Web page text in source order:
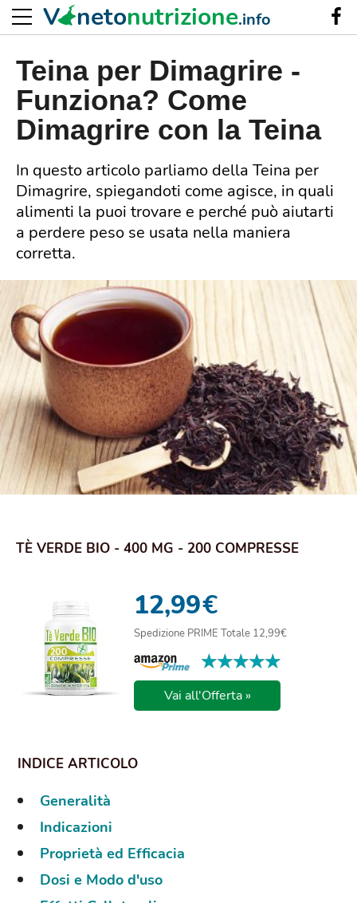
Teina per Dimagrire -
Funziona? Come
Dimagrire con la Teina
In questo articolo parliamo della Teina per
Dimagrire, spiegandoti come agisce, in quali
alimenti la puoi trovare e perché può aiutarti
a perdere peso se usata nella maniera
corretta.
TÈ VERDE BIO - 400 MG - 200 COMPRESSE
12,99€
Spedizione PRIME Totale 12,99€
★★★★★
★★★★★
Vai all'Offerta »
Generalità
Indicazioni
Proprietà ed Efficacia
Dosi e Modo d'uso
V netonutrizione.info